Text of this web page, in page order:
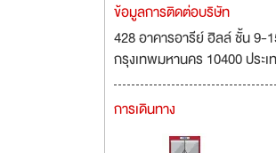
ข้อมูลการติดต่อบริษัท
428 อาคารอารีย์ ฮิลล์ ชั้น 9-
กรุงเทพมหานคร 10400 ประเ
การเดินทาง